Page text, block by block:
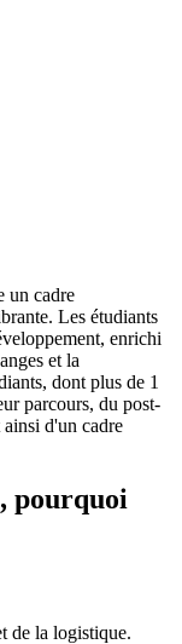
un cadre
Les étudiants
enrichi
et la
dont plus de 1
parcours, du post-
d'un cadre
pourquoi
de la logistique.